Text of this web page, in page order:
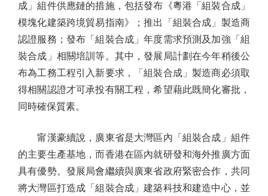
成」組件供應鏈的措施，包括發布《粵港「組裝合成」
模塊化建築跨境貿易指南》；推出「組裝合成」製造商
認證服務；發布「組裝合成」年度需求預測及加強「組
裝合成」相關培訓等。其中，發展局計劃在今年稍後公
布為工務工程引入新要求，「組裝合成」製造商必須取
得相關認證才可承投有關工程，希望藉此既簡化審批，
同時確保質素。
甯漢豪續說，廣東省是大灣區內「組裝合成」組件
的主要生產基地，而香港在區內就研發和海外推廣方面
具有優勢。發展局會繼續與廣東省政府緊密合作，共同
將大灣區打造成「組裝合成」建築科技和建造中心，並